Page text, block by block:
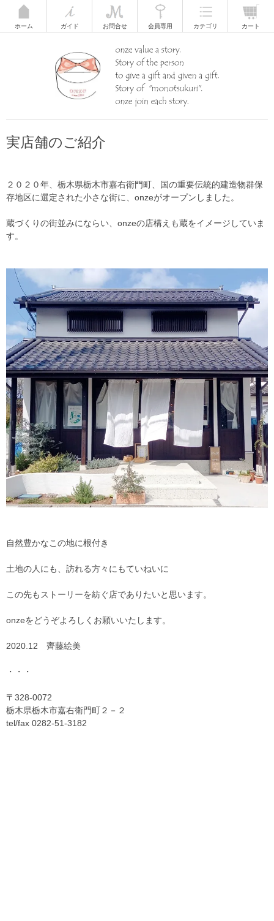
ホーム ガイド お問合せ 会員専用 カテゴリ カート
実店舗のご紹介
２０２０年、栃木県栃木市嘉右衛門町、国の重要伝統的建造物群保
存地区に選定された小さな街に、onzeがオープンしました。
蔵づくりの街並みにならい、onzeの店構えも蔵をイメージしていま
す。
自然豊かなこの地に根付き
土地の人にも、訪れる方々にもていねいに
この先もストーリーを紡ぐ店でありたいと思います。
onzeをどうぞよろしくお願いいたします。
2020.12 齊藤絵美
・・・
〒328-0072
栃木県栃木市嘉右衛門町２－２
tel/fax 0282-51-3182